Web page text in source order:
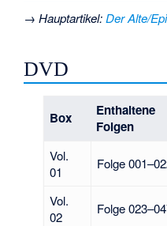
→Hauptartikel:Der Alte/
DVD
Box
Enthaltene
Folgen
Vol.
01
Folge
Vol.
02
Folge